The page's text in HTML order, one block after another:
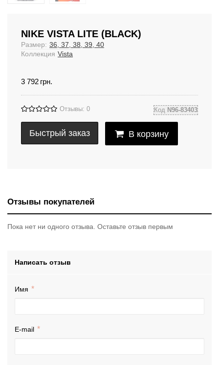
NIKE VISTA LITE (BLACK)
Размер: 36, 37, 38, 39, 40
Коллекция Vista
3 792 грн.
Отзывы: 0 Код N96-83403
Быстрый заказ В корзину
Отзывы покупателей
Пока нет ни одного отзыва. Оставьте отзыв первым
Написать отзыв
Имя
E-mail